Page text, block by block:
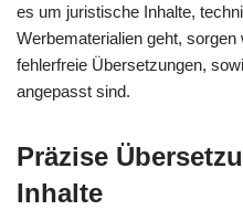
es um juristische Inhalte,
Werbematerialien geht,
fehlerfreie Übersetzungen,
angepasst sind.
Präzise
Inhalte